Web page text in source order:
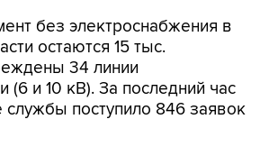
без электроснабжения в
остаются 15 тыс.
34 линии
(6 и 10 кВ). За последний час
службы поступило 846 заявок